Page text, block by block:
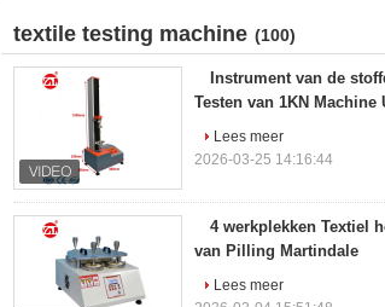
textile testing machine (100)
Instrument van de
Testen van 1KN Machine
Lees meer
2026-03-25 14:16:44
4 werkplekken Textiel
van Pilling Martindale
Lees meer